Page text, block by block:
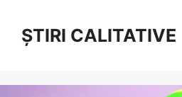
conținutȘTIRI CALITATIVE